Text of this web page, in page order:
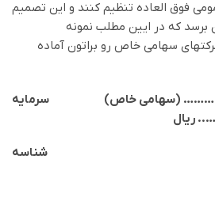
فوق العاده تنظیم کنند و این تصمیم
برسد که در ایین مطلب نمونه
سهامی خاص رو براتون آماده
(سهامی خاص) سرمایه
ريال
…………… شناسه